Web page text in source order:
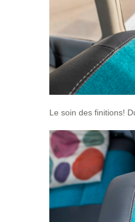
Le soin des finitions!